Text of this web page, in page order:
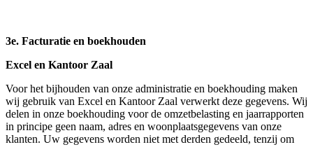
3e. Facturatie en boekhouden
Excel en Kantoor Zaal
Voor het bijhouden van onze administratie en boekhouding maken
wij gebruik van Excel en Kantoor Zaal verwerkt deze gegevens. Wij
delen in onze boekhouding voor de omzetbelasting en jaarrapporten
in principe geen naam, adres en woonplaatsgegevens van onze
klanten. Uw gegevens worden niet met derden gedeeld, tenzij om